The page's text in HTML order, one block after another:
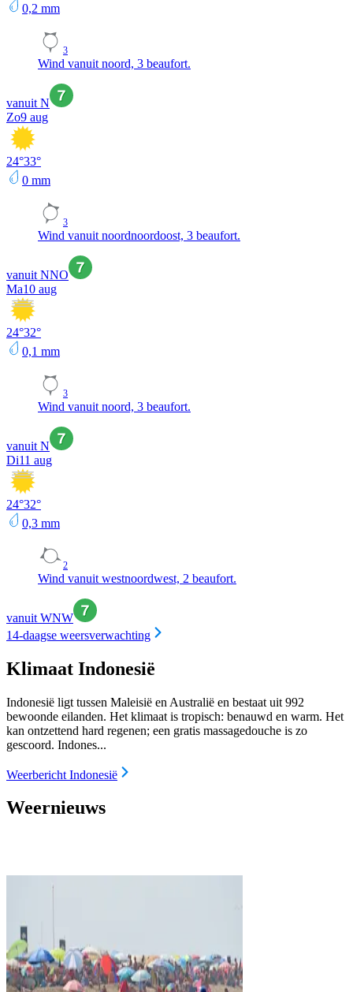
0,2 mm
3
Wind vanuit noord, 3 beaufort.
vanuit N
Zo9 aug
24°33°
0 mm
3
Wind vanuit noordnoordoost, 3 beaufort.
vanuit NNO
Ma10 aug
24°32°
0,1 mm
3
Wind vanuit noord, 3 beaufort.
vanuit N
Di11 aug
24°32°
0,3 mm
2
Wind vanuit westnoordwest, 2 beaufort.
vanuit WNW
14-daagse weersverwachting
Klimaat Indonesië
Indonesië ligt tussen Maleisië en Australië en bestaat uit 992
bewoonde eilanden. Het klimaat is tropisch: benauwd en warm. Het
kan ontzettend hard regenen; een gratis massagedouche is zo
gescoord. Indones...
Weerbericht Indonesië
Weernieuws